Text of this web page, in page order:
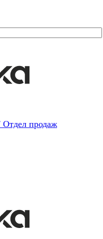
Отдел продаж